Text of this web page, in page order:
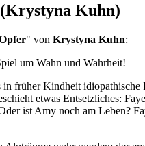
Kuhn)
" von Krystyna Kuhn:
um Wahn und Wahrheit!
früher Kindheit
etwas Entsetzliches:
ist Amy noch am Leben?